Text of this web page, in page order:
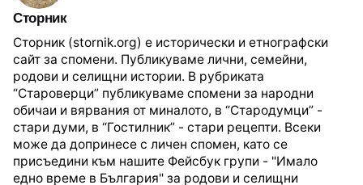
Сторник
Сторник (stornik.org) е исторически и етнографски
сайт за спомени. Публикуваме лични, семейни,
родови и селищни истории. В рубриката
“Староверци” публикуваме спомени за народни
обичаи и вярвания от миналото, в “Стародумци” -
стари думи, в “Гостилник” - стари рецепти. Всеки
може да допринесе с личен спомен, като се
присъедини към нашите Фейсбук групи - "Имало
едно време в България" за родови и селищни